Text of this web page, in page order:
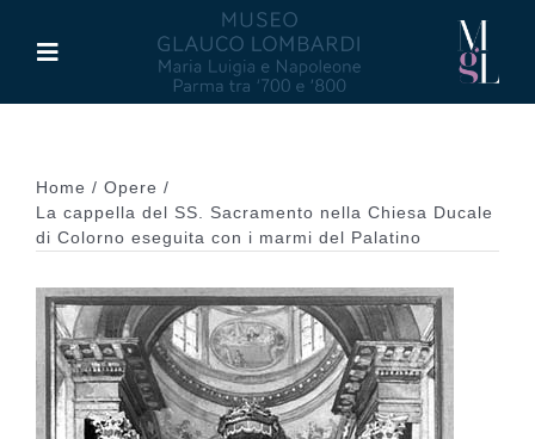
contenuto
Toggle
Maria Luigia d’Asburgo
Glauco Lombardi
Palazzo di Riserva
Home
Opere
La cappella del SS. Sacramento nella Chiesa Ducale
di Colorno eseguita con i marmi del Palatino